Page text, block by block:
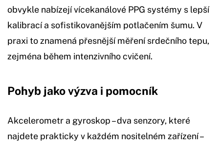
obvykle nabízejí vícekanálové PPG systémy s lepší
kalibrací a sofistikovanějším potlačením šumu. V
praxi to znamená přesnější měření srdečního tepu,
zejména během intenzivního cvičení.
Pohyb jako výzva i pomocník
Akcelerometr a gyroskop – dva senzory, které
najdete prakticky v každém nositelném zařízení –